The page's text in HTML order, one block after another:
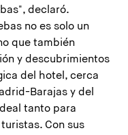
declaró.
no es solo un
que también
y descubrimientos
del hotel, cerca
Barajas y del
tanto para
Con sus